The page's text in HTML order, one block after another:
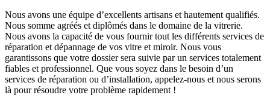
Nous avons une équipe d’excellents artisans et hautement qualifiés.
Nous somme agréés et diplômés dans le domaine de la vitrerie.
Nous avons la capacité de vous fournir tout les différents services de
réparation et dépannage de vos vitre et miroir. Nous vous
garantissons que votre dossier sera suivie par un services totalement
fiables et professionnel. Que vous soyez dans le besoin d’un
services de réparation ou d’installation, appelez-nous et nous serons
là pour résoudre votre problème rapidement !